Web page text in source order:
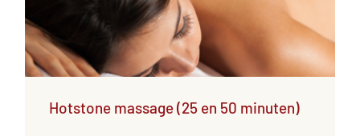
Hotstone massage (25 en 50 minuten)